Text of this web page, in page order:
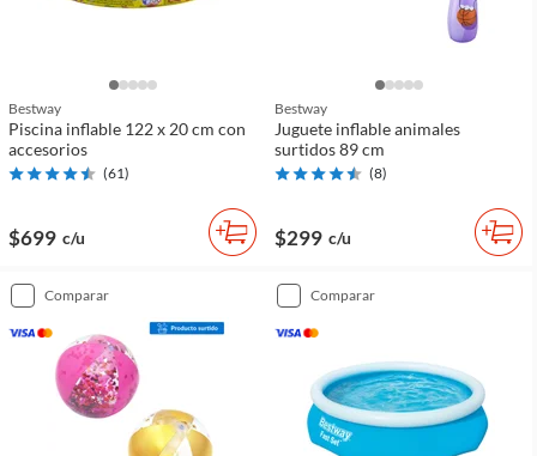
Bestway
Piscina inflable 122 x 20 cm con
accesorios
(61)
$699 c/u
Bestway
Juguete inflable animales
surtidos 89 cm
(8)
$299 c/u
comparar comparar